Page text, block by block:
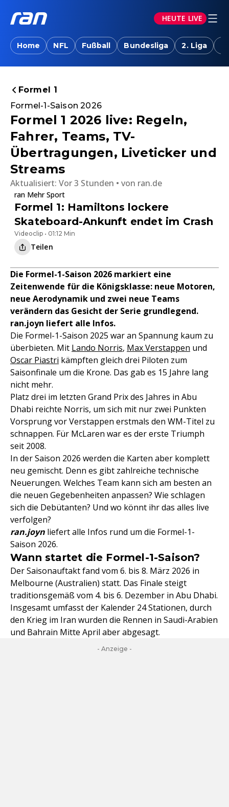
HEUTE LIVE
Home NFL Fußball Bundesliga 2. Liga
Formel 1
Formel-1-Saison 2026
Formel 1 2026 live: Regeln,
Fahrer, Teams, TV-
Übertragungen, Liveticker und
Streams
Aktualisiert: Vor 3 Stunden von ran.de
ran Mehr Sport
Formel 1: Hamiltons lockere
Skateboard-Ankunft endet im Crash
Videoclip • 01:12 Min
Teilen
Die Formel-1-Saison 2026 markiert eine
Zeitenwende für die Königsklasse: neue Motoren,
neue Aerodynamik und zwei neue Teams
verändern das Gesicht der Serie grundlegend.
ran.joyn liefert alle Infos.
Die Formel-1-Saison 2025 war an Spannung kaum zu
überbieten. Mit Lando Norris, Max Verstappen und
Oscar Piastri kämpften gleich drei Piloten zum
Saisonfinale um die Krone. Das gab es 15 Jahre lang
nicht mehr.
Platz drei im letzten Grand Prix des Jahres in Abu
Dhabi reichte Norris, um sich mit nur zwei Punkten
Vorsprung vor Verstappen erstmals den WM-Titel zu
schnappen. Für McLaren war es der erste Triumph
seit 2008.
In der Saison 2026 werden die Karten aber komplett
neu gemischt. Denn es gibt zahlreiche technische
Neuerungen. Welches Team kann sich am besten an
die neuen Gegebenheiten anpassen? Wie schlagen
sich die Debütanten? Und wo könnt ihr das alles live
verfolgen?
ran.joyn liefert alle Infos rund um die Formel-1-
Saison 2026.
Wann startet die Formel-1-Saison?
Der Saisonauftakt fand vom 6. bis 8. März 2026 in
Melbourne (Australien) statt. Das Finale steigt
traditionsgemäß vom 4. bis 6. Dezember in Abu Dhabi.
Insgesamt umfasst der Kalender 24 Stationen, durch
den Krieg im Iran wurden die Rennen in Saudi-Arabien
und Bahrain Mitte April aber abgesagt.
- Anzeige -